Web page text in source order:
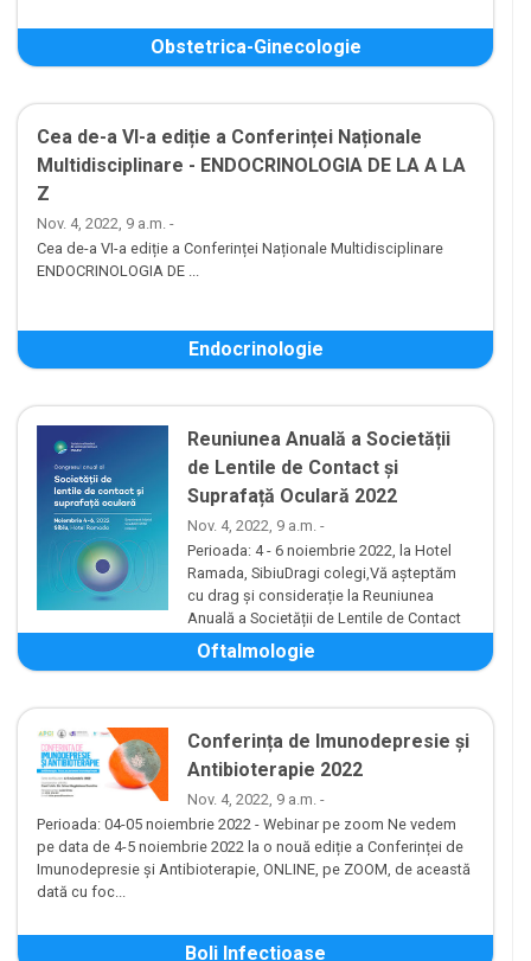
Obstetrica-Ginecologie
Cea de-a VI-a ediție a Conferinței Naționale
Multidisciplinare - ENDOCRINOLOGIA DE LA A LA
Z
Nov. 4, 2022, 9 a.m. -
Cea de-a VI-a ediție a Conferinței Naționale Multidisciplinare
ENDOCRINOLOGIA DE ...
Endocrinologie
Reuniunea Anuală a Societății
de Lentile de Contact și
Suprafață Oculară 2022
Nov. 4, 2022, 9 a.m. -
Perioada: 4 - 6 noiembrie 2022, la Hotel
Ramada, SibiuDragi colegi,Vă așteptăm
cu drag și considerație la Reuniunea
Anuală a Societății de Lentile de Contact
și Suprafață Oculară, din ...Oftalmologie
Conferința de Imunodepresie și
Antibioterapie 2022
Nov. 4, 2022, 9 a.m. -
Perioada: 04-05 noiembrie 2022 - Webinar pe zoom Ne vedem
pe data de 4-5 noiembrie 2022 la o nouă ediție a Conferinței de
Imunodepresie și Antibioterapie, ONLINE, pe ZOOM, de această
dată cu foc...
Boli Infectioase